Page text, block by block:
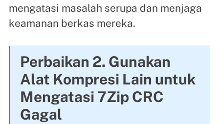
mengatasi masalah serupa dan menjaga
keamanan berkas mereka.
Perbaikan 2. Gunakan
Alat Kompresi Lain untuk
Mengatasi 7Zip CRC
Gagal